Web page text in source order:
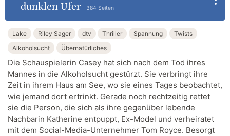
dunklen Ufer
384 Seiten
Lake Riley Sager dtv Thriller Spannung
Twists
Alkoholsucht
Übernatürliches
Die Schauspielerin Casey hat sich nach dem Tod ihres
Mannes in die Alkoholsucht gestürzt. Sie verbringt ihre
Zeit in ihrem Haus am See, wo sie eines Tages beobachtet,
wie jemand dort ertrinkt. Gerade noch rechtzeitig rettet
sie die Person, die sich als ihre gegenüber lebende
Nachbarin Katherine entpuppt, Ex-Model und verheiratet
mit dem Social-Media-Unternehmer Tom Royce. Besorgt